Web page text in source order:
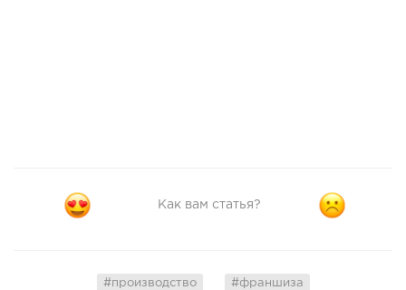
Как вам статья?
#производство #франшиза